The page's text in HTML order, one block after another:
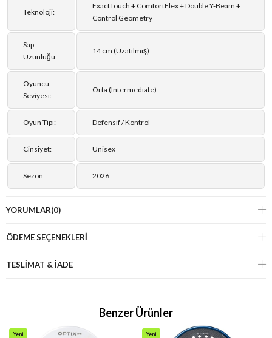
Teknoloji:
ExactTouch + ComfortFlex + Double Y-Beam +
Control Geometry
Sap
Uzunluğu:
14 cm (Uzatılmış)
Oyuncu
Seviyesi:
Orta (Intermediate)
Oyun Tipi: Defensif / Kontrol
Cinsiyet: Unisex
Sezon: 2026
YORUMLAR(0)
ÖDEME SEÇENEKLERI
TESLİMAT & İADE
Benzer Ürünler
Yeni
Yeni